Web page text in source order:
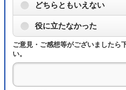
どちらともいえない
役に立たなかった
ご意見・ご感想等がございましたら
い。